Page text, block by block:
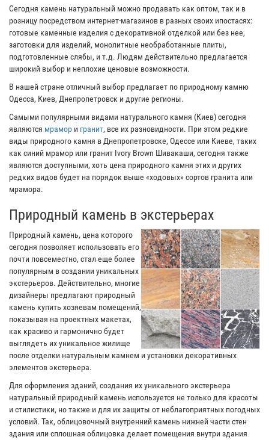
Сегодня камень натуральный можно продавать как оптом, так и в
розницу посредством интернет-магазинов в разных своих ипостасях:
готовые каменные изделия с декоративной отделкой или без нее,
заготовки для изделий, монолитные необработанные плиты,
подготовленные слябы, и т.д. Людям действительно предлагается
широкий выбор и неплохие ценовые возможности.
В нашей стране отличный выбор предлагает по природному камню
Одесса, Киев, Днепропетровск и другие регионы.
Самыми популярными видами натурального камня (Киев) сегодня
являются мрамор и гранит, все их разновидности. При этом редкие
виды природного камня в Днепропетровске, Одессе или Киеве, таких
как синий мрамор или гранит Ivory Brown Шивакаши, сегодня также
являются доступными, хоть цена природного камня этих и других
редких видов будет на порядок выше «ходовых» сортов гранита или
мрамора.
Природный камень в экстерьерах
Природный камень, цена которого
сегодня позволяет использовать его
почти повсеместно, стал еще более
популярным в создании уникальных
экстерьеров. Действительно, многие
дизайнеры предлагают природный
камень купить хозяевам помещений,
показывая на проектных макетах,
как красиво и гармонично будет
выглядеть их уникальное жилище
после отделки натуральным камнем и установки декоративных
элементов экстерьера.
Для оформления зданий, создания их уникального экстерьера
натуральный природный камень используется не только для красоты
и стилистики, но также и для их защиты от неблагоприятных погодных
условий. Так, облицовочный внутренний камень нижней части стен
здания или сплошная облицовка делает помещения внутри здания